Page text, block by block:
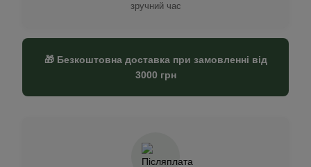
зручний час
🎁 Безкоштовна доставка при замовленні від
3000 грн